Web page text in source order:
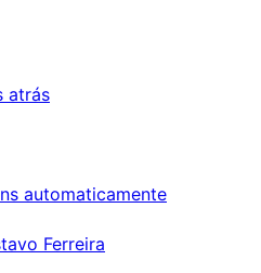
atrás
automaticamente
Ferreira